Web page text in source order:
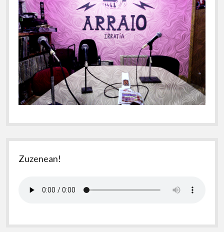
Zuzenean!